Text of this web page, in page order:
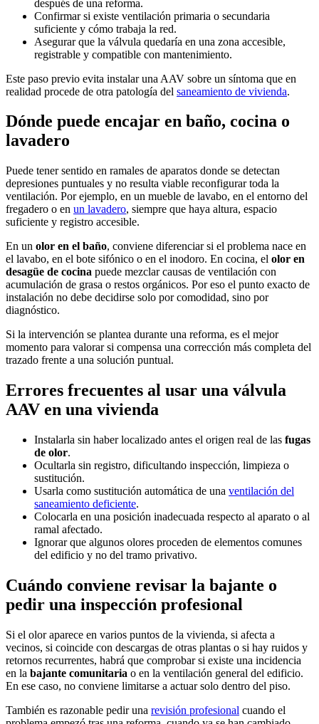
después de una reforma.
Confirmar si existe ventilación primaria o secundaria
suficiente y cómo trabaja la red.
Asegurar que la válvula quedaría en una zona accesible,
registrable y compatible con mantenimiento.
Este paso previo evita instalar una AAV sobre un síntoma que en
realidad procede de otra patología del saneamiento de vivienda.
Dónde puede encajar en baño, cocina o
lavadero
Puede tener sentido en ramales de aparatos donde se detectan
depresiones puntuales y no resulta viable reconfigurar toda la
ventilación. Por ejemplo, en un mueble de lavabo, en el entorno del
fregadero o en un lavadero, siempre que haya altura, espacio
suficiente y registro accesible.
En un olor en el baño, conviene diferenciar si el problema nace en
el lavabo, en el bote sifónico o en el inodoro. En cocina, el olor en
desagüe de cocina puede mezclar causas de ventilación con
acumulación de grasa o restos orgánicos. Por eso el punto exacto de
instalación no debe decidirse solo por comodidad, sino por
diagnóstico.
Si la intervención se plantea durante una reforma, es el mejor
momento para valorar si compensa una corrección más completa del
trazado frente a una solución puntual.
Errores frecuentes al usar una válvula
AAV en una vivienda
Instalarla sin haber localizado antes el origen real de las fugas
de olor.
Ocultarla sin registro, dificultando inspección, limpieza o
sustitución.
Usarla como sustitución automática de una ventilación del
saneamiento deficiente.
Colocarla en una posición inadecuada respecto al aparato o al
ramal afectado.
Ignorar que algunos olores proceden de elementos comunes
del edificio y no del tramo privativo.
Cuándo conviene revisar la bajante o
pedir una inspección profesional
Si el olor aparece en varios puntos de la vivienda, si afecta a
vecinos, si coincide con descargas de otras plantas o si hay ruidos y
retornos recurrentes, habrá que comprobar si existe una incidencia
en la bajante comunitaria o en la ventilación general del edificio.
En ese caso, no conviene limitarse a actuar solo dentro del piso.
También es razonable pedir una revisión profesional cuando el